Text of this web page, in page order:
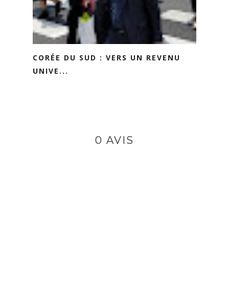
CORÉE DU SUD : VERS UN REVENU
UNIVE...
0 AVIS